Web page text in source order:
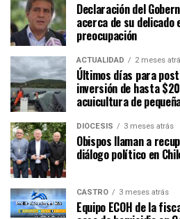
Declaración del
acerca de su delicado
preocupación
ACTUALIDAD 2 meses
Últimos días para
inversión de hasta
acuicultura de
DIÓCESIS 3 meses atrás
Obispos llaman a
diálogo político en
CASTRO 3 meses atrás
Equipo ECOH de la